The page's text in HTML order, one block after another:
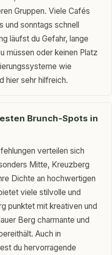
Gruppen. Viele Cafés
und sonntags schnell
läufst du Gefahr, lange
müssen oder keinen Platz
wie
hier sehr hilfreich.
Brunch-Spots in
verteilen sich
Mitte, Kreuzberg
Dichte an hochwertigen
viele stilvolle und
punktet mit kreativen und
Berg charmante und
Auch in
du hervorragende